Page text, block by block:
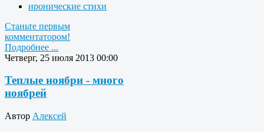
иронические стихи
Станьте первым
комментатором!
Подробнее ...
Четверг, 25 июля 2013 00:00
Теплые ноябри - много
ноябрей
Автор Алексей